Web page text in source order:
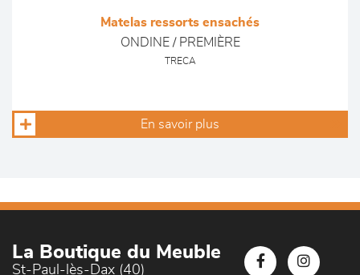
Matelas ressorts ensachés
ONDINE / PREMIÈRE
TRECA
En savoir plus
La Boutique du Meuble
St-Paul-lès-Dax (40)